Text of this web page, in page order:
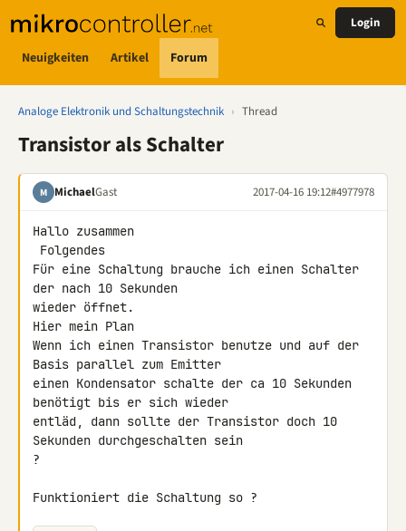
Neuigkeiten Artikel Forum
Login
Analoge Elektronik und Schaltungstechnik › Thread
Transistor als Schalter
M MichaelGast 2017-04-16 19:12#4977978
Hallo zusammen
Für eine Schaltung brauche ich einen Schalter
der nach 10 Sekunden
wieder öffnet.
Hier mein Plan
Wenn ich einen Transistor benutze und auf der
Basis parallel zum Emitter
einen Kondensator schalte der ca 10 Sekunden
benötigt bis er sich wieder
entläd, dann sollte der Transistor doch 10
Sekunden durchgeschalten sein
?
Funktioniert die Schaltung so ?